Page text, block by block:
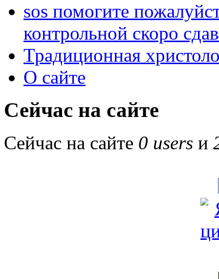
sos помогите
контрольной скоро
Традиционная
О сайте
Сейчас на сайте
Сейчас на сайте 0 users и